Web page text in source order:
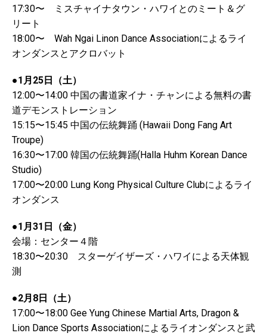
17:30〜 ミスチャイナタウン・ハワイとのミート＆グ
リート
18:00〜 Wah Ngai Linon Dance Associationによるライ
オンダンスとアクロバット
●1月25日（土）
12:00〜14:00 中国の書道家イナ・チャンによる無料の書
道デモンストレーション
15:15〜15:45 中国の伝統舞踊 (Hawaii Dong Fang Art
Troupe)
16:30〜17:00 韓国の伝統舞踊(Halla Huhm Korean Dance
Studio)
17:00〜20:00 Lung Kong Physical Culture Clubによるライ
オンダンス
●1月31日（金）
会場：センター４階
18:30〜20:30 スターゲイザーズ・ハワイによる天体観
測
●2月8日（土）
17:00〜18:00 Gee Yung Chinese Martial Arts, Dragon &
Lion Dance Sports Associationによるライオンダンスと武